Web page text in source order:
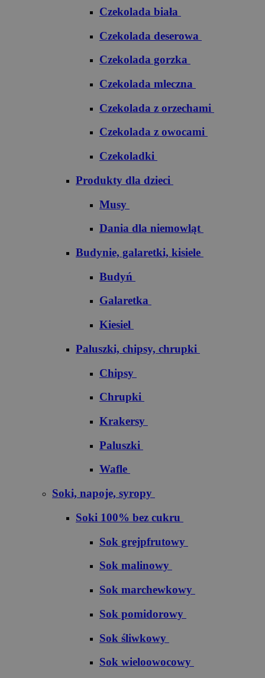
Czekolada biała
Czekolada deserowa
Czekolada gorzka
Czekolada mleczna
Czekolada z orzechami
Czekolada z owocami
Czekoladki
Produkty dla dzieci
Musy
Dania dla niemowląt
Budynie, galaretki, kisiele
Budyń
Galaretka
Kiesiel
Paluszki, chipsy, chrupki
Chipsy
Chrupki
Krakersy
Paluszki
Wafle
Soki, napoje, syropy
Soki 100% bez cukru
S​o​k​ ​g​r​e​j​p​f​r​u​t​o​w​y
Sok malinowy
Sok marchewkowy
Sok pomidorowy
Sok śliwkowy
Sok wieloowocowy